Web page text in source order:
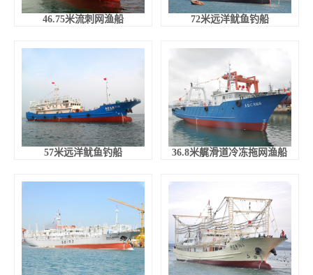
46.75米流刺网渔船 72米远洋鱿鱼钓船
57米远洋鱿鱼钓船 36.8米艉滑道冷冻拖网渔船